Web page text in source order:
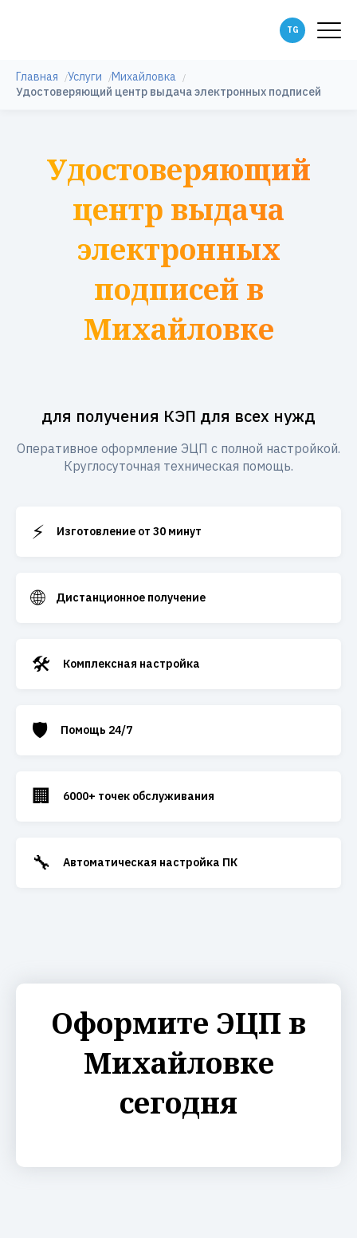
Главная Услуги
Михайловка
Удостоверяющий центр выдача электронных подписей
Удостоверяющий
центр выдача
электронных
подписей в
Михайловке
для получения КЭП для всех нужд
Оперативное оформление ЭЦП с полной настройкой.
Круглосуточная техническая помощь.
⚡ Изготовление от 30 минут
🌐 Дистанционное получение
🛠️ Комплексная настройка
🛡️ Помощь 24/7
🏢 6000+ точек обслуживания
🔧 Автоматическая настройка ПК
Оформите ЭЦП в
Михайловке
сегодня